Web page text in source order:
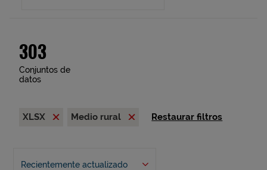
303
Conjuntos de
datos
XLSX Medio rural Restaurar filtros
Recientemente actualizado